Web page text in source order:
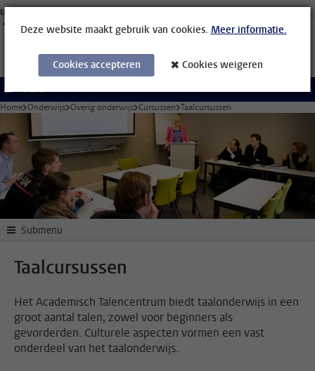
Universiteit Leiden
Menu
Home Onderwijs Overig onderwijs Cursussen Taalcursussen
Submenu
Taalcursussen
Het Academisch Talencentrum biedt taalonderwijs in een
groot aantal talen, zowel voor beginners als
gevorderden. Culturele aspecten vormen een vast
onderdeel van het taalonderwijs.
Deze website maakt gebruik van cookies. Meer informatie.
Cookies accepteren Cookies weigeren